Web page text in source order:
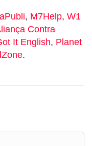
, M7Help, W1
Contra
It English, Planet
.